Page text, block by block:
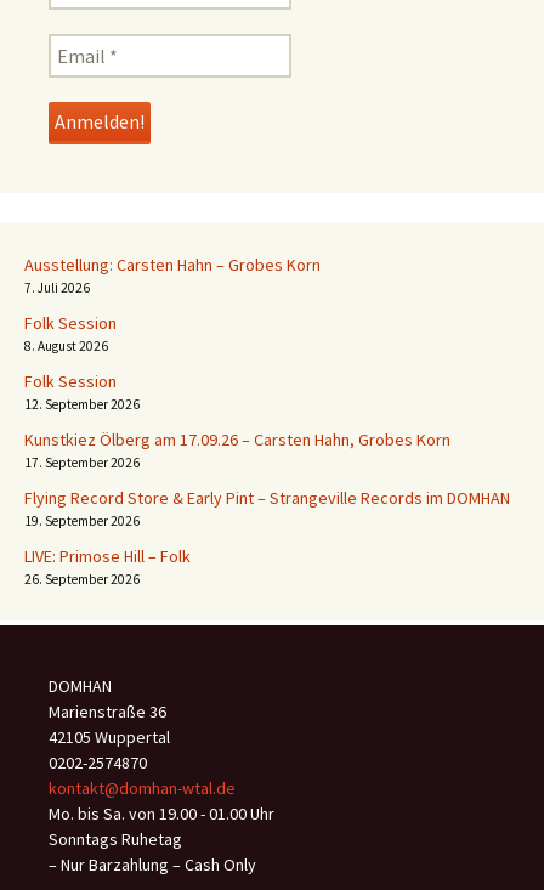
Ausstellung: Carsten Hahn – Grobes Korn
7. Juli 2026
Folk Session
8. August 2026
Folk Session
12. September 2026
Kunstkiez Ölberg am 17.09.26 – Carsten Hahn, Grobes Korn
17. September 2026
Flying Record Store & Early Pint – Strangeville Records im DOMHAN
19. September 2026
LIVE: Primose Hill – Folk
26. September 2026
DOMHAN
Marienstraße 36
42105 Wuppertal
0202-2574870
kontakt@domhan-wtal.de
Mo. bis Sa. von 19.00 - 01.00 Uhr
Sonntags Ruhetag
– Nur Barzahlung – Cash Only